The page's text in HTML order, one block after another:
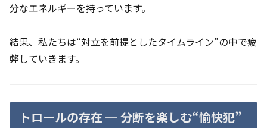
分なエネルギーを持っています。
結果、私たちは“対立を前提としたタイムライン”の中で疲
弊していきます。
トロールの存在 ─ 分断を楽しむ“愉快犯”